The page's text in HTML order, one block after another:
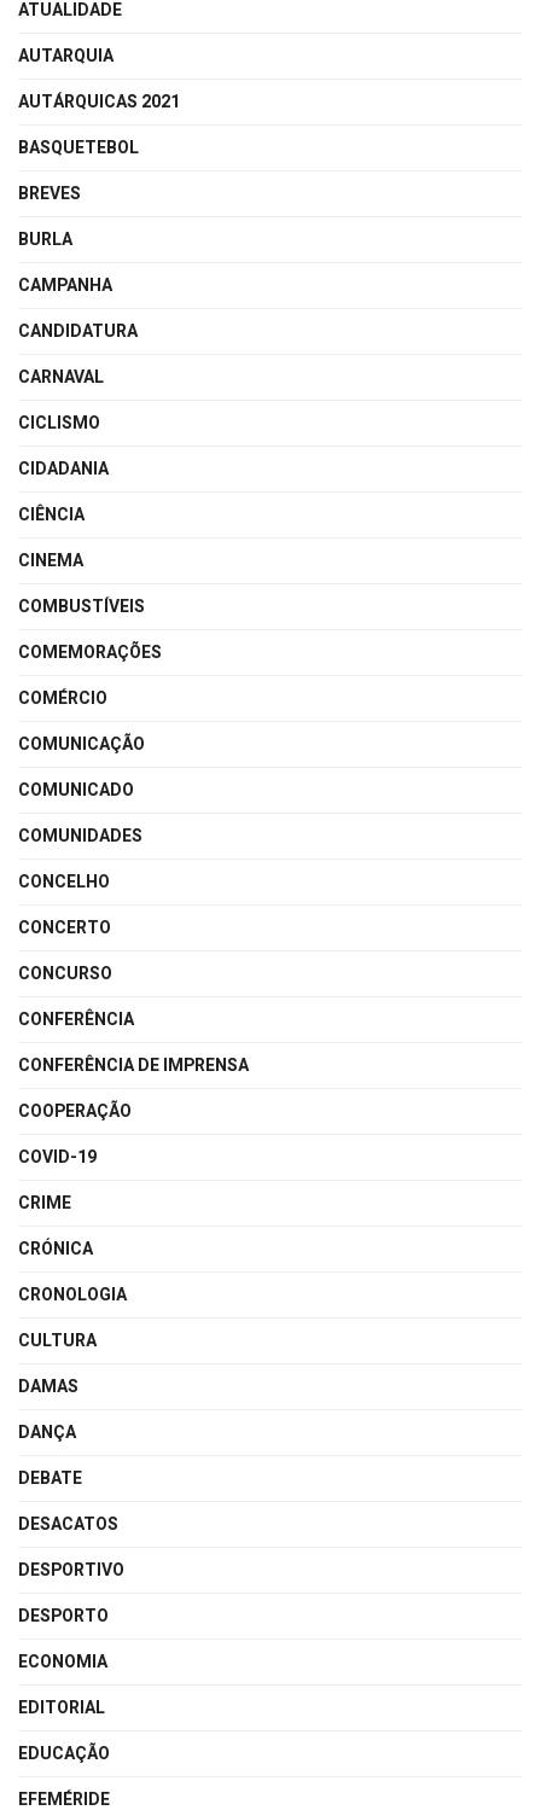
ATUALIDADE
AUTARQUIA
AUTÁRQUICAS 2021
BASQUETEBOL
BREVES
BURLA
CAMPANHA
CANDIDATURA
CARNAVAL
CICLISMO
CIDADANIA
CIÊNCIA
CINEMA
COMBUSTÍVEIS
COMEMORAÇÕES
COMÉRCIO
COMUNICAÇÃO
COMUNICADO
COMUNIDADES
CONCELHO
CONCERTO
CONCURSO
CONFERÊNCIA
CONFERÊNCIA DE IMPRENSA
COOPERAÇÃO
COVID-19
CRIME
CRÓNICA
CRONOLOGIA
CULTURA
DAMAS
DANÇA
DEBATE
DESACATOS
DESPORTIVO
DESPORTO
ECONOMIA
EDITORIAL
EDUCAÇÃO
EFEMÉRIDE